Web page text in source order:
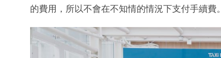
的費用，所以不會在不知情的情況下支付手續費